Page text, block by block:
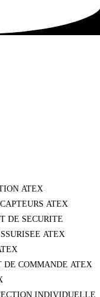
ATEX
ATEX
DE SECURITE
ATEX
DE COMMANDE ATEX
INDIVIDUELLE